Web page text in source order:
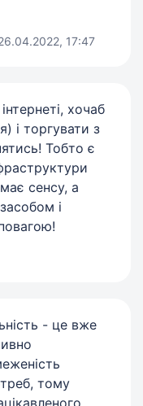
17:47
хочаб
і торгувати з
Тобто є
сенсу, а
і
- це вже
тому